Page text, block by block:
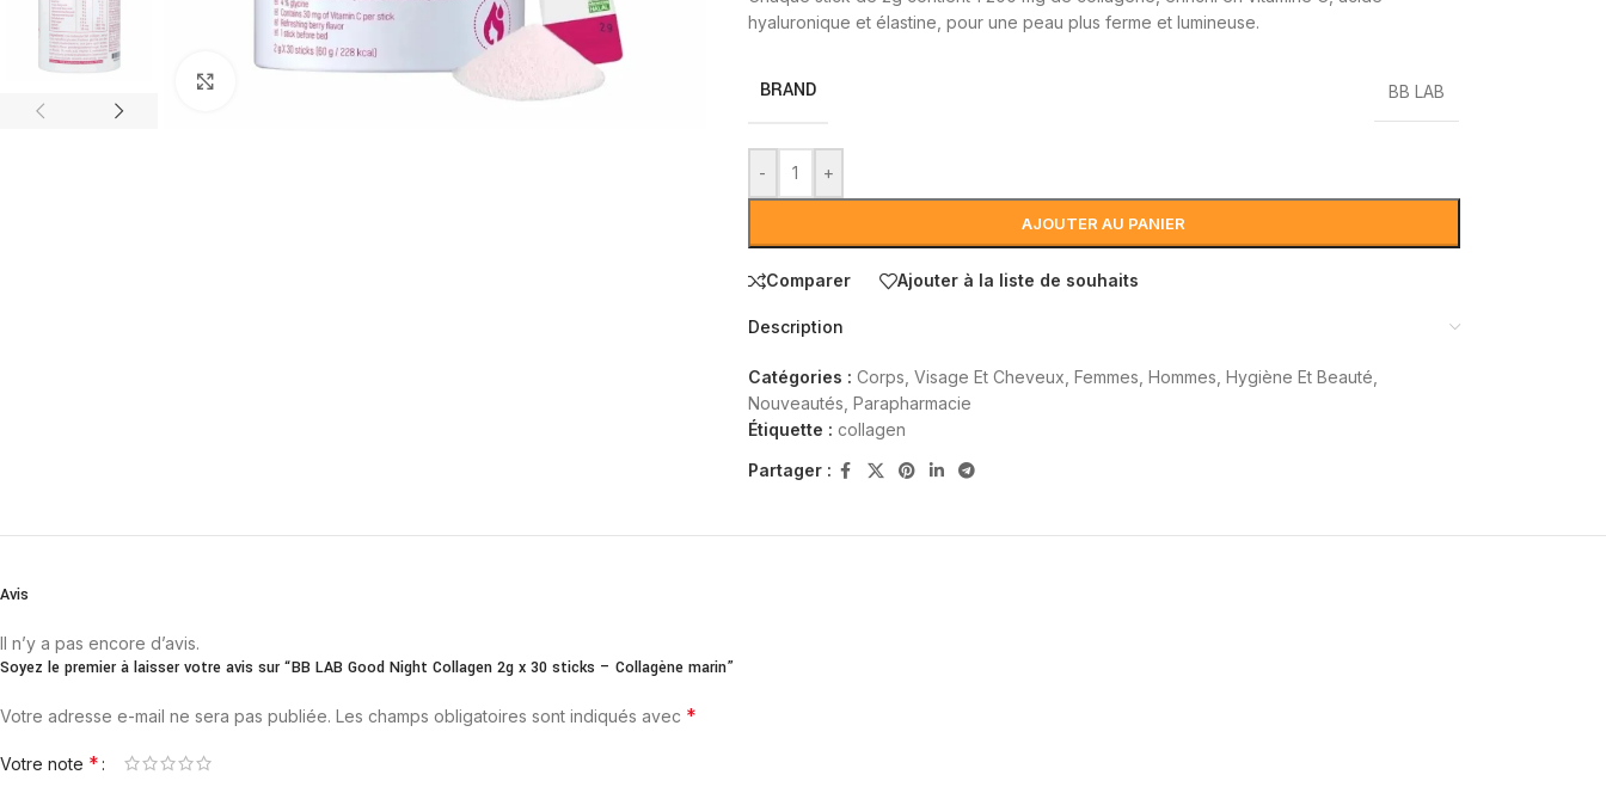
hyaluronique et élastine, pour une peau plus ferme et lumineuse.
BRAND BB LAB
- +
AJOUTER AU PANIER
Comparer Ajouter à la liste de souhaits
Description
Catégories : Corps, Visage Et Cheveux Femmes Hommes Hygiène Et Beauté
Nouveautés Parapharmacie
Étiquette : collagen
Partager :
Avis
Il n’y a pas encore d’avis.
Soyez le premier à laisser votre avis sur “BB LAB Good Night Collagen 2g x 30 sticks – Collagène marin”
Votre adresse e-mail ne sera pas publiée. Les champs obligatoires sont indiqués avec *
Votre note *